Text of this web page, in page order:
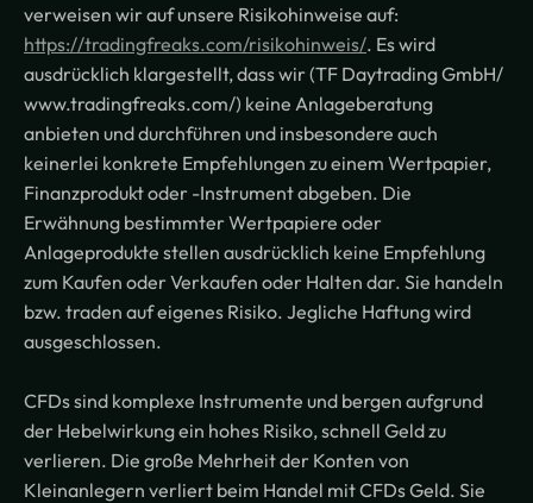
verweisen wir auf unsere Risikohinweise auf:
https://tradingfreaks.com/risikohinweis/. Es wird
ausdrücklich klargestellt, dass wir (TF Daytrading GmbH/
www.tradingfreaks.com/) keine Anlageberatung
anbieten und durchführen und insbesondere auch
keinerlei konkrete Empfehlungen zu einem Wertpapier,
Finanzprodukt oder -Instrument abgeben. Die
Erwähnung bestimmter Wertpapiere oder
Anlageprodukte stellen ausdrücklich keine Empfehlung
zum Kaufen oder Verkaufen oder Halten dar. Sie handeln
bzw. traden auf eigenes Risiko. Jegliche Haftung wird
ausgeschlossen.
CFDs sind komplexe Instrumente und bergen aufgrund
der Hebelwirkung ein hohes Risiko, schnell Geld zu
verlieren. Die große Mehrheit der Konten von
Kleinanlegern verliert beim Handel mit CFDs Geld. Sie